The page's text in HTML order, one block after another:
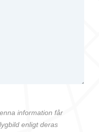
information får
enligt deras